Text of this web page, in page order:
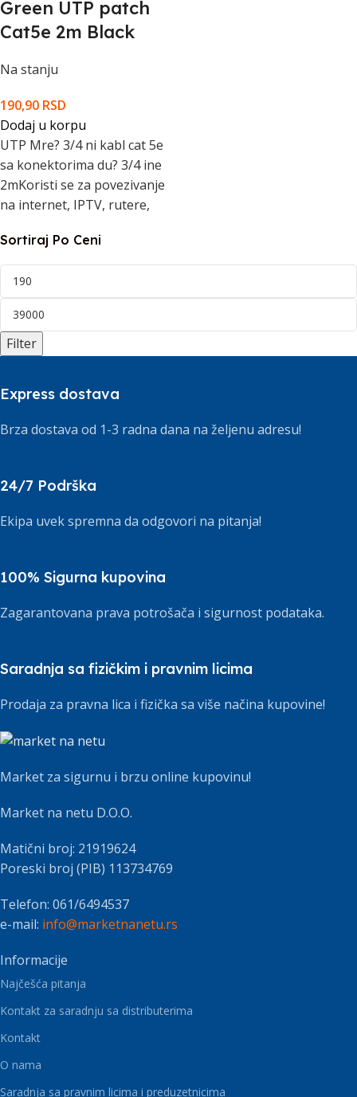
Sortiraj Po Ceni
Filter
Green UTP patch
Cat5e 2m Black
Na stanju
190,90 RSD
Dodaj u korpu
UTP Mre? 3/4 ni kabl cat 5e
sa konektorima du? 3/4 ine
2mKoristi se za povezivanje
na internet, IPTV, rutere,
Express dostava
Brza dostava od 1-3 radna dana na željenu adresu!
24/7 Podrška
Ekipa uvek spremna da odgovori na pitanja!
100% Sigurna kupovina
Zagarantovana prava potrošača i sigurnost podataka.
Saradnja sa fizičkim i pravnim licima
Prodaja za pravna lica i fizička sa više načina kupovine!
Market za sigurnu i brzu online kupovinu!
Market na netu D.O.O.
Matični broj: 21919624
Poreski broj (PIB) 113734769
Telefon: 061/6494537
e-mail: info@marketnanetu.rs
Informacije
Najčešća pitanja
Kontakt za saradnju sa distributerima
Kontakt
O nama
Saradnja sa pravnim licima i preduzetnicima